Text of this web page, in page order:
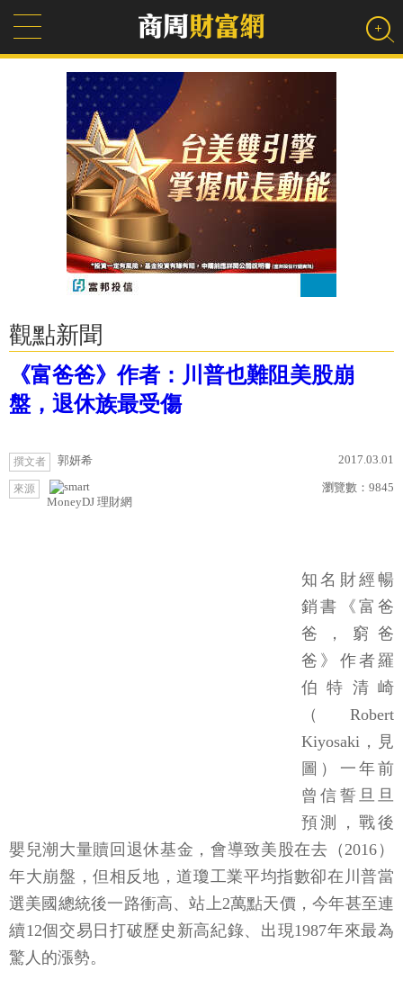
觀點新聞
《富爸爸》作者：川普也難阻美股崩
盤，退休族最受傷
撰文者 郭妍希 2017.03.01
來源
MoneyDJ 理財網
瀏覽數： 9845
知名財經暢
銷書《富爸
爸，窮爸
爸》作者羅
伯特清崎
（Robert
Kiyosaki，見
圖）一年前
曾信誓旦旦
預測，戰後
嬰兒潮大量贖回退休基金，會導致美股在去（2016）
年大崩盤，但相反地，道瓊工業平均指數卻在川普當
選美國總統後一路衝高、站上2萬點天價，今年甚至連
續12個交易日打破歷史新高紀錄、出現1987年來最為
驚人的漲勢。